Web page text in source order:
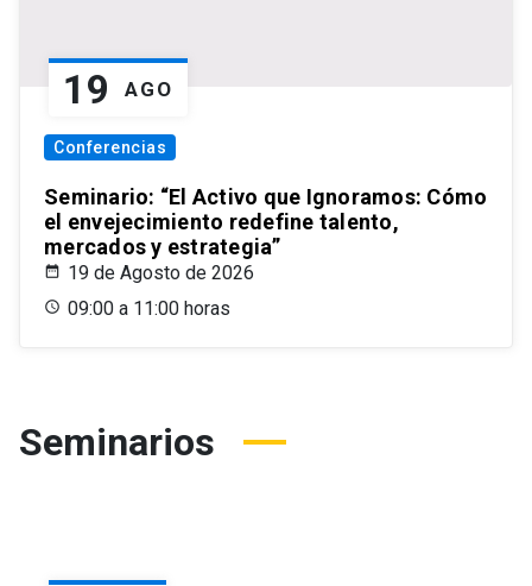
19 AGO
Conferencias
Seminario: “El Activo que Ignoramos: Cómo
el envejecimiento redefine talento,
mercados y estrategia”
19 de Agosto de 2026
09:00 a 11:00 horas
Seminarios